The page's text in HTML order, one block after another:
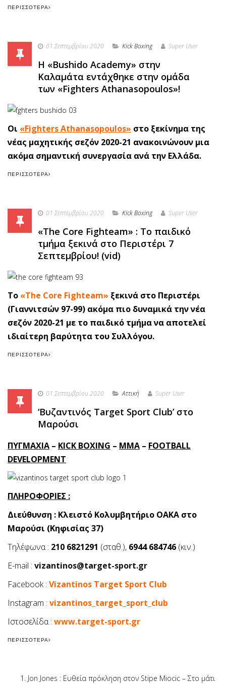
ΠΕΡΙΣΣΌΤΕΡΑ
01 Σεπτεμβρίου 2020 Κick Boxing Super User
Η «Bushido Academy» στην
Καλαμάτα εντάχθηκε στην ομάδα
των «Fighters Athanasopoulos»!
Οι «Fighters Athanasopoulos» στο ξεκίνημα της
νέας μαχητικής σεζόν 2020-21 ανακοινώνουν μια
ακόμα σημαντική συνεργασία ανά την Ελλάδα.
ΠΕΡΙΣΣΌΤΕΡΑ
01 Σεπτεμβρίου 2020 Κick Boxing Super User
«The Core Fighteam» : Το παιδικό
τμήμα ξεκινά στο Περιστέρι 7
Σεπτεμβρίου! (vid)
Το «The Core Fighteam» ξεκινά στο Περιστέρι
(Γιαννιτσών 97-99) ακόμα πιο δυναμικά την νέα
σεζόν 2020-21 με τo παιδικό τμήμα να αποτελεί
ιδιαίτερη βαρύτητα του Συλλόγου.
ΠΕΡΙΣΣΌΤΕΡΑ
01 Σεπτεμβρίου 2020 Αττική Super User
‘Βυζαντινός Target Sport Club’ στο
Μαρούσι
ΠΥΓΜΑΧΙΑ – KICK BOXING – MMA – FOOTBALL
DEVELOPMENT
ΠΛΗΡΟΦΟΡΙΕΣ :
Διεύθυνση : Κλειστό Κολυμβητήριο ΟΑΚΑ στο
Μαρούσι (Κηφισίας 37)
Τηλέφωνα : 210 6821291 (σταθ.), 6944 684746 (κιν.)
E-mail : vizantinos@target-sport.gr
Facebook : Vizantinos Target Sport Club
Instagram : vizantinos_target_sport_club
Ιστοσελίδα : www.target-sport.gr
ΠΕΡΙΣΣΌΤΕΡΑ
Jon Jones : Ευθεία πρόκληση στον Stipe Miocic – Στο μάτι